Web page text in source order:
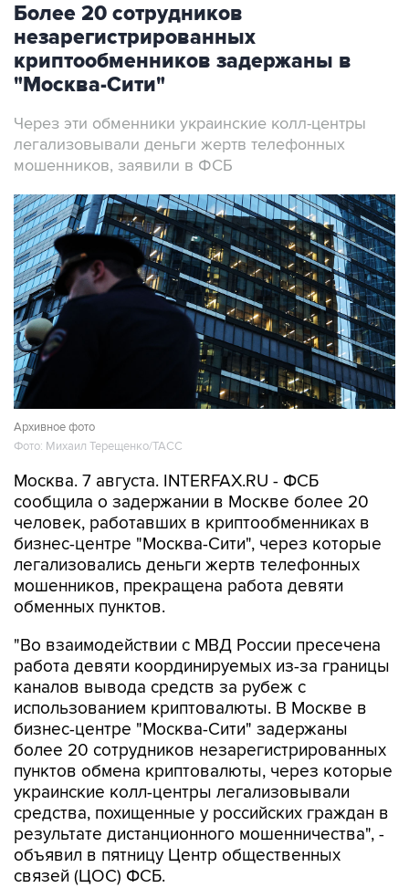
Более 20 сотрудников
незарегистрированных
криптообменников задержаны в
"Москва-Сити"
Через эти обменники украинские колл-центры
легализовывали деньги жертв телефонных
мошенников, заявили в ФСБ
Архивное фото
Фото: Михаил Терещенко/ТАСС
Москва. 7 августа. INTERFAX.RU - ФСБ
сообщила о задержании в Москве более 20
человек, работавших в криптообменниках в
бизнес-центре "Москва-Сити", через которые
легализовались деньги жертв телефонных
мошенников, прекращена работа девяти
обменных пунктов.
"Во взаимодействии с МВД России пресечена
работа девяти координируемых из-за границы
каналов вывода средств за рубеж с
использованием криптовалюты. В Москве в
бизнес-центре "Москва-Сити" задержаны
более 20 сотрудников незарегистрированных
пунктов обмена криптовалюты, через которые
украинские колл-центры легализовывали
средства, похищенные у российских граждан в
результате дистанционного мошенничества", -
объявил в пятницу Центр общественных
связей (ЦОС) ФСБ.